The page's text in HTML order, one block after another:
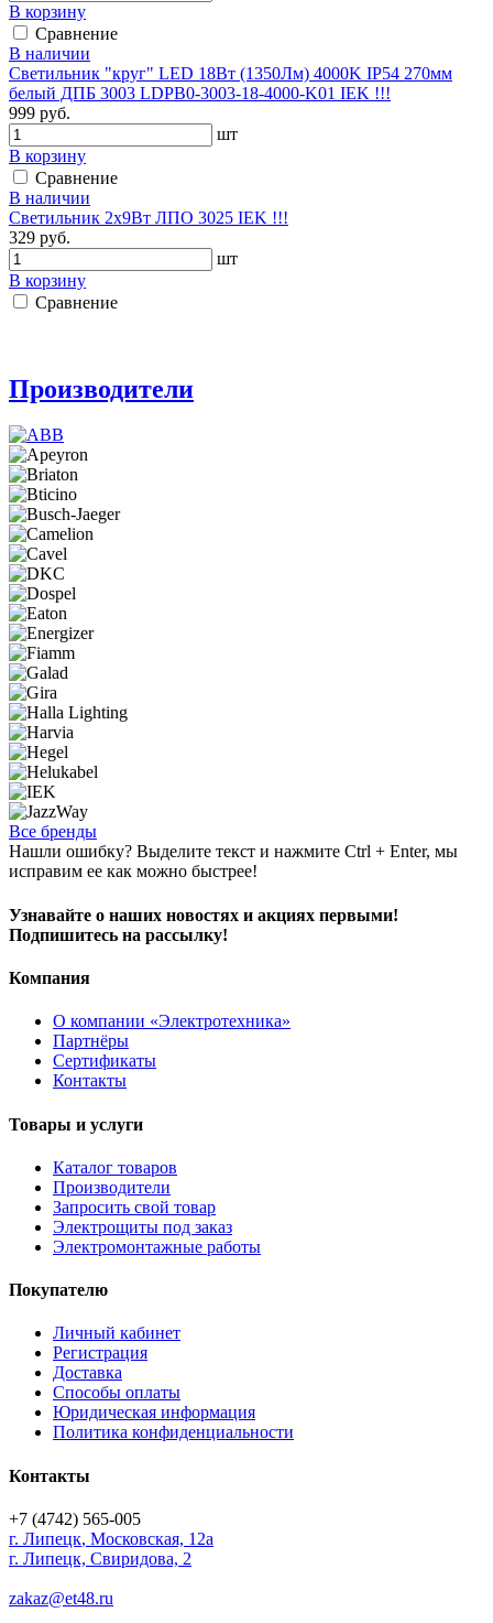
В корзину
Сравнение
В наличии
Светильник "круг" LED 18Вт (1350Лм) 4000K IP54 270мм
белый ДПБ 3003 LDPB0-3003-18-4000-K01 IEK !!!
999 руб.
шт
В корзину
Сравнение
В наличии
Светильник 2x9Вт ЛПО 3025 IEK !!!
329 руб.
шт
В корзину
Сравнение
Производители
Все бренды
Нашли ошибку? Выделите текст и нажмите Ctrl + Enter, мы
исправим ее как можно быстрее!
Узнавайте о наших новостях и акциях первыми!
Подпишитесь на рассылку!
Компания
О компании «Электротехника»
Партнёры
Сертификаты
Контакты
Товары и услуги
Каталог товаров
Производители
Запросить свой товар
Электрощиты под заказ
Электромонтажные работы
Покупателю
Личный кабинет
Регистрация
Доставка
Способы оплаты
Юридическая информация
Политика конфиденциальности
Контакты
+7 (4742) 565-005
г. Липецк, Московская, 12а
г. Липецк, Свиридова, 2
zakaz@et48.ru